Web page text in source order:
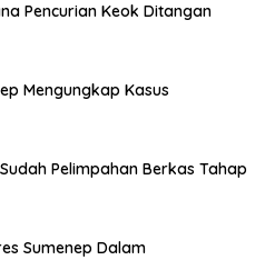
Pencurian Keok Ditangan
Mengungkap Kasus
Pelimpahan Berkas Tahap
Sumenep Dalam